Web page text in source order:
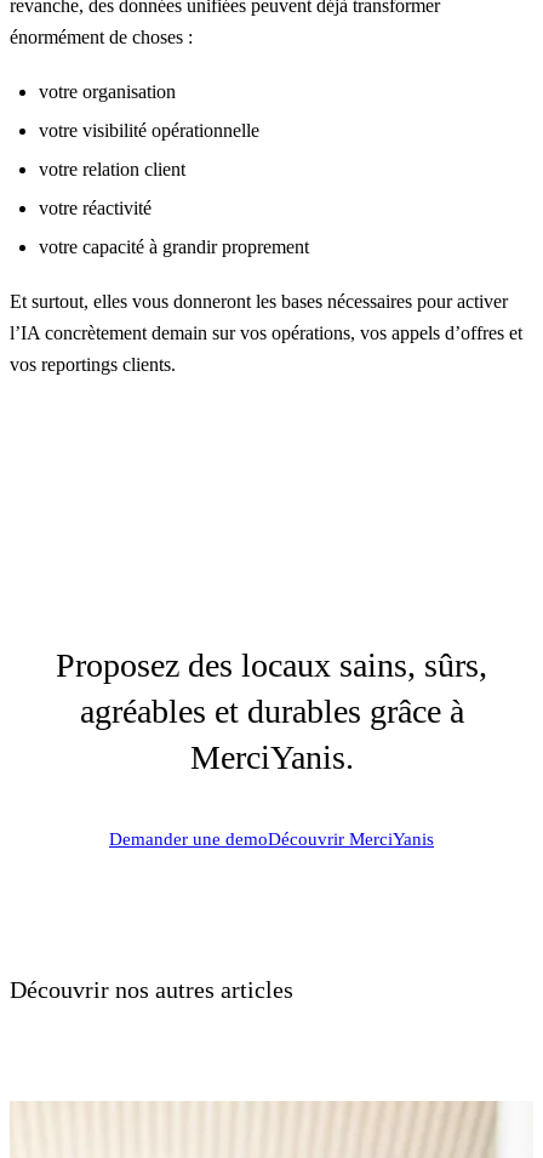
revanche, des données unifiées peuvent déjà transformer
énormément de choses :
votre organisation
votre visibilité opérationnelle
votre relation client
votre réactivité
votre capacité à grandir proprement
Et surtout, elles vous donneront les bases nécessaires pour activer
l’IA concrètement demain sur vos opérations, vos appels d’offres et
vos reportings clients.
Proposez des locaux sains, sûrs,
agréables et durables grâce à
MerciYanis.
Demander une demoDécouvrir MerciYanis
Découvrir nos autres articles